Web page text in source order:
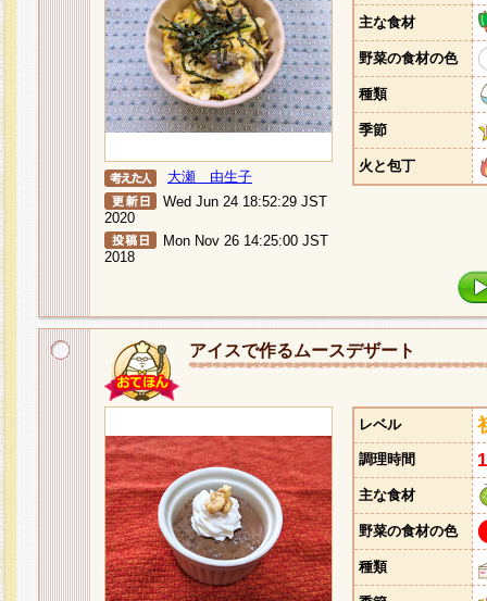
大瀬 由生子
Wed Jun 24 18:52:29 JST
2020
Mon Nov 26 14:25:00 JST
2018
主な食材
野菜の食材の色
種類
季節
火と包丁
アイスで作るムースデザート
レベル
調理時間
主な食材
野菜の食材の色
種類